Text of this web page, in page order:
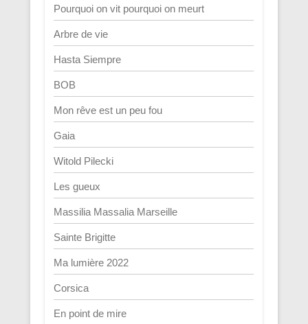
Pourquoi on vit pourquoi on meurt
Arbre de vie
Hasta Siempre
BOB
Mon rêve est un peu fou
Gaia
Witold Pilecki
Les gueux
Massilia Massalia Marseille
Sainte Brigitte
Ma lumière 2022
Corsica
En point de mire